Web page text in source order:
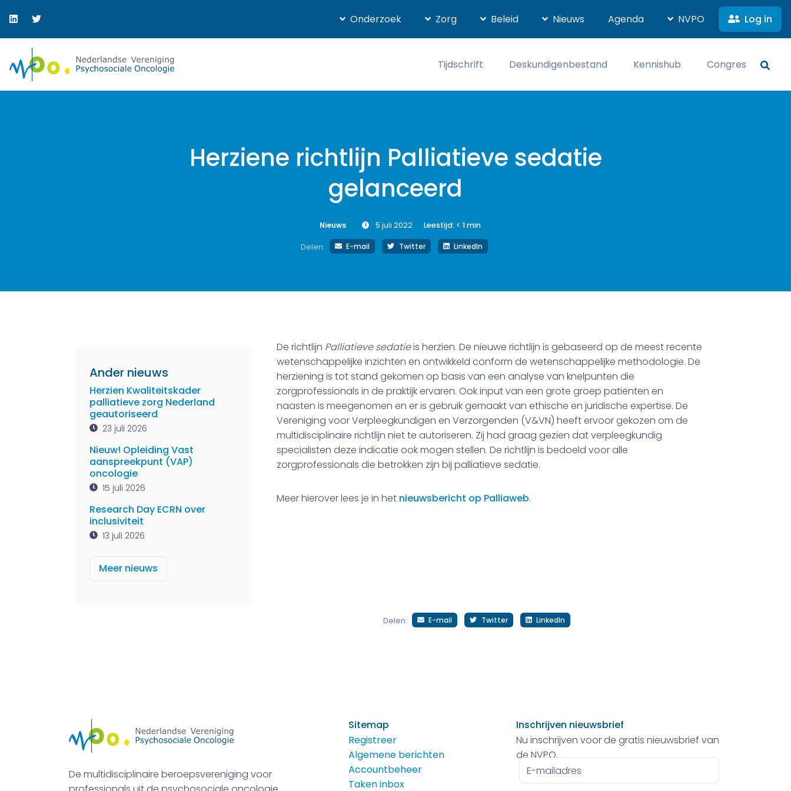
Onderzoek Zorg Beleid Nieuws Agenda NVPO Log in
Tijdschrift Deskundigenbestand Kennishub Congres
Herziene richtlijn Palliatieve sedatie
gelanceerd
Nieuws 5 juli 2022 Leestijd: < 1min
Delen: E-mail Twitter LinkedIn
Ander nieuws
Herzien Kwaliteitskader
palliatieve zorg Nederland
geautoriseerd
23 juli 2026
Nieuw! Opleiding Vast
aanspreekpunt (VAP)
oncologie
15 juli 2026
Research Day ECRN over
inclusiviteit
13 juli 2026
Meer nieuws
De richtlijn Palliatieve sedatieis herzien. De nieuwe richtlijn is gebaseerd op de meest recente
wetenschappelijke inzichten en ontwikkeld conform de wetenschappelijke methodologie. De
herziening is tot stand gekomen op basis van een analyse van knelpunten die
zorgprofessionals in de praktijk ervaren. Ook input van een grote groep patiënten en
naasten is meegenomen en er is gebruik gemaakt van ethische en juridische expertise. De
Vereniging voor Verpleegkundigen en Verzorgenden (V&VN) heeft ervoor gekozen om de
multidisciplinaire richtlijn niet te autoriseren. Zij had graag gezien dat verpleegkundig
specialisten deze indicatie ook mogen stellen. De richtlijn is bedoeld voor alle
zorgprofessionals die betrokken zijn bij palliatieve sedatie.
Meer hierover lees je in het nieuwsbericht op Palliaweb.
Delen: E-mail Twitter LinkedIn
De multidisciplinaire beroepsvereniging voor
Sitemap
Registreer
Algemene berichten
Accountbeheer
Taken inbox
Inschrijven nieuwsbrief
Nu inschrijven voor de gratis nieuwsbrief van
de NVPO.
E-
mailadres